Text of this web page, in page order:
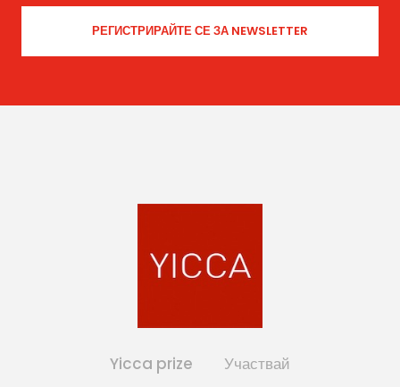
Yicca prize Участвай